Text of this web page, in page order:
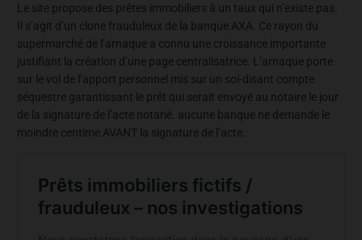
Le site propose des prêtes immobiliers à un taux qui n’existe pas.
Il s’agit d’un clone frauduleux de la banque AXA. Ce rayon du
supermarché de l’arnaque a connu une croissance importante
justifiant la création d’une page centralisatrice. L’arnaque porte
sur le vol de l’apport personnel mis sur un soi-disant compte
séquestre garantissant le prêt qui serait envoyé au notaire le jour
de la signature de l’acte notarié. aucune banque ne demande le
moindre centime AVANT la signature de l’acte.